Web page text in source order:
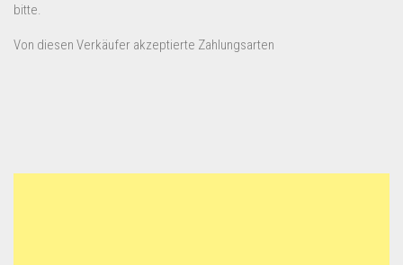
bitte.
Von diesen Verkäufer akzeptierte Zahlungsarten